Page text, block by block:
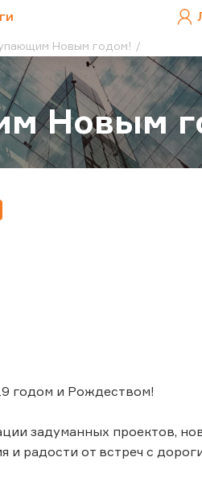
Новым годом!
Новым
годом и Рождеством!
задуманных проектов,
и радости от встреч с